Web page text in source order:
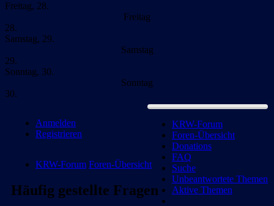
Freitag, 28.
Freitag
28.
Samstag, 29.
Samstag
29.
Sonntag, 30.
Sonntag
30.
KRW-Forum
Foren-Übersicht
Donations
FAQ
Suche
Unbeantwortete Themen
Aktive Themen
Anmelden
Registrieren
KRW-Forum Foren-Übersicht
Häufig gestellte Fragen